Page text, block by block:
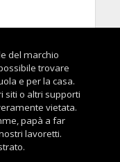
del marchio
trovare
e per la casa.
siti o altri supporti
vietata.
papà a far
lavoretti.